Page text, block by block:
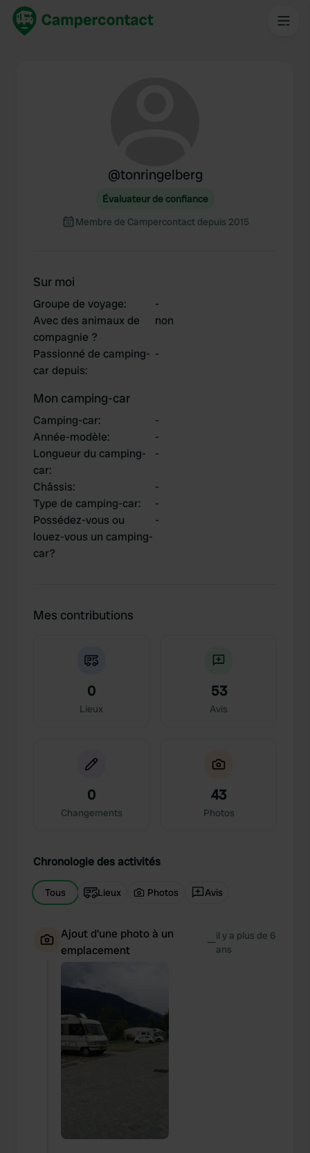
@tonringelberg
Évaluateur de confiance
Membre de Campercontact depuis 2015
Sur moi
Groupe de voyage:
-
Avec des animaux de
compagnie ?
non
Passionné de camping-
car depuis:
-
Mon camping-car
Camping-car:
-
Année-modèle:
-
Longueur du camping-
car:
-
Châssis:
-
Type de camping-car:
-
Possédez-vous ou
louez-vous un camping-
car?
-
Mes contributions
0
Lieux
53
Avis
0
Changements
43
Photos
Chronologie des activités
Tous Lieux Photos Avis
Ajout d'une photo à un
emplacement
—il y a plus de 6
ans